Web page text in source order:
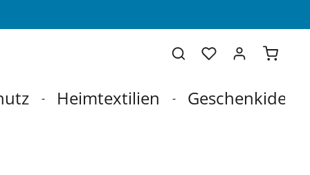
Heimtextilien Geschenkideen